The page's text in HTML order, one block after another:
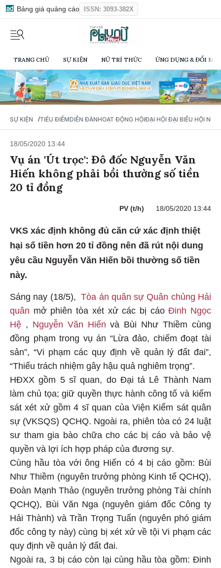
Bảng giá quảng cáo ISSN: 3093-382X
TRANG CHỦ SỰ KIỆN NỮ TRÍ THỨC ỨNG DỤNG & ĐỔI
SỰ KIỆN /TIÊU ĐIỂMDIỄN ĐÀNHOẠT ĐỘNG HỘIĐẠI HỘI ĐẠI BIỂU HỘI NỮ
18/05/2020 13:44
Vụ án 'Út trọc': Đô đốc Nguyễn Văn
Hiến không phải bồi thường số tiền
20 tỉ đồng
PV (t/h) 18/05/2020 13:44
VKS xác định không đủ căn cứ xác định thiệt
hại số tiền hơn 20 tỉ đồng nên đã rút nội dung
yêu cầu Nguyễn Văn Hiến bồi thường số tiền
này.
Sáng nay (18/5), Tòa án quân sự Quân chủng Hải
quân mở phiên tòa xét xử các bị cáoĐinh Ngọc
Hệ , Nguyễn Văn Hiếnvà Bùi Như Thiềm cùng
đồng phạm trong vụ án “Lừa đảo, chiếm đoạt tài
sản”, “Vi phạm các quy định về quản lý đất đai”,
“Thiếu trách nhiệm gây hậu quả nghiêm trọng”.
HĐXX gồm 5 sĩ quan, do Đại tá Lê Thành Nam
làm chủ tọa; giữ quyền thực hành công tố và kiểm
sát xét xử gồm 4 sĩ quan của Viện Kiểm sát quân
sự (VKSQS) QCHQ. Ngoài ra, phiên tòa có 24 luật
sư tham gia bào chữa cho các bị cáo và bảo vệ
quyền và lợi ích hợp pháp của đương sự.
Cùng hầu tòa với ông Hiến có 4 bị cáo gồm: Bùi
Như Thiềm (nguyên trưởng phòng Kinh tế QCHQ),
Đoàn Mạnh Thảo (nguyên trưởng phòng Tài chính
QCHQ), Bùi Văn Nga (nguyên giám đốc Công ty
Hải Thành) và Trần Trọng Tuấn (nguyên phó giám
đốc công ty này) cùng bị xét xử về tội Vi phạm các
quy định về quản lý đất đai.
Ngoài ra, 3 bị cáo còn lại cùng hầu tòa gồm: Đinh